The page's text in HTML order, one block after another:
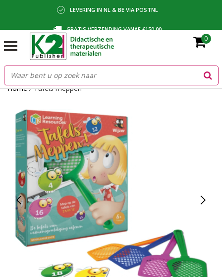
LEVERING IN NL & BE VIA POSTNL
GRATIS VERZENDING VANAF €150,00
BETALING VIA IDEAL, BANCONTACT OF FACTUUR
0
Home/Tafels meppen